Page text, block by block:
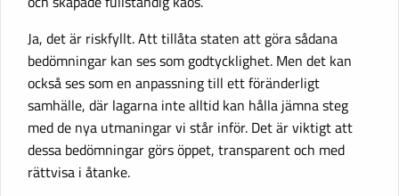
Ja, det är riskfyllt. Att tillåta staten att göra sådana
bedömningar kan ses som godtycklighet. Men det kan
också ses som en anpassning till ett föränderligt
samhälle, där lagarna inte alltid kan hålla jämna steg
med de nya utmaningar vi står inför. Det är viktigt att
dessa bedömningar görs öppet, transparent och med
rättvisa i åtanke.